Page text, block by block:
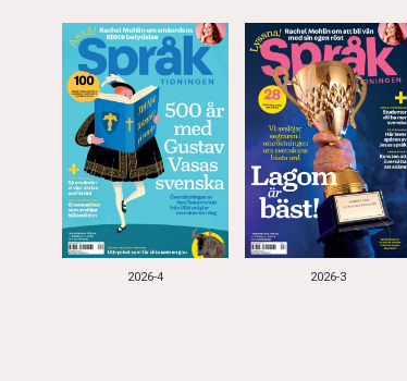
2026-4 2026-3